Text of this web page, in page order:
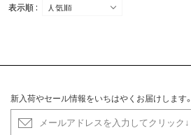
表示順 :
新入荷やセール情報をいちはやくお届けします。